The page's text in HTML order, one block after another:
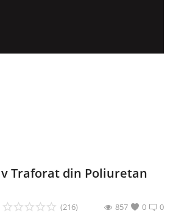
Traforat din Poliuretan
0
(216) 0
857